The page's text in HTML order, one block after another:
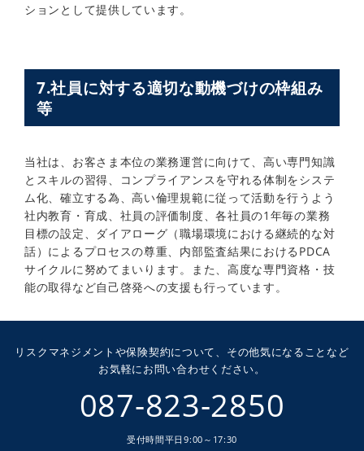
ションとして提供しています。
7.社員に対する適切な動機づけの枠組み
等
当社は、お客さま本位の業務運営に向けて、高い専門知識
とスキルの習得、コンプライアンスを守れる体制をシステ
ム化、確立する為、高い倫理規範に従って活動を行うよう
社内教育・育成、社員の評価制度、各社員の1年毎の業務
目標の設定、ダイアローグ（職場環境における継続的な対
話）によるプロセスの尊重、内部監査結果におけるPDCA
サイクルに努めてまいります。また、高度な専門資格・技
能の取得など自己啓発への支援も行っています。
リスクマネジメントや保険契約について、その他気になることなど
お気軽にお問い合わせください。
087-823-2850
受付時間平日9:00～17:30